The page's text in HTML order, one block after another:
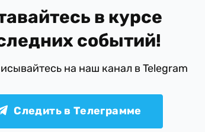
в курсе
событий!
на наш канал в Telegram
Следить в Телеграмме